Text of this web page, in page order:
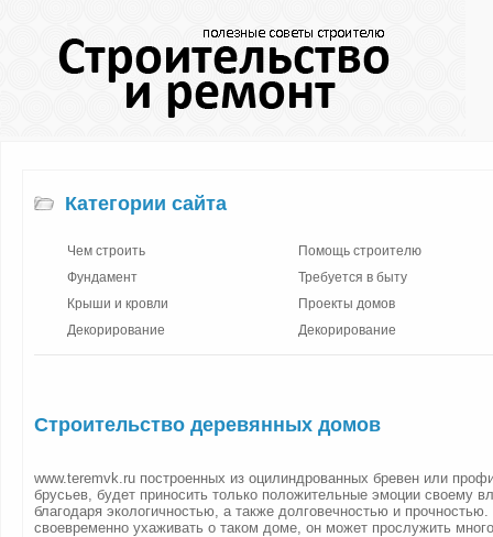
Категории сайта
Чем строить
Фундамент
Крыши и кровли
Декорирование
Помощь строителю
Требуется в быту
Проекты домов
Декорирование
Строительство деревянных домов
www.teremvk.ru построенных из оцилиндрованных бревен или
брусьев, будет приносить только положительные эмоции своему
благодаря экологичностью, а также долговечностью и
своевременно ухаживать о таком доме, он может прослужить